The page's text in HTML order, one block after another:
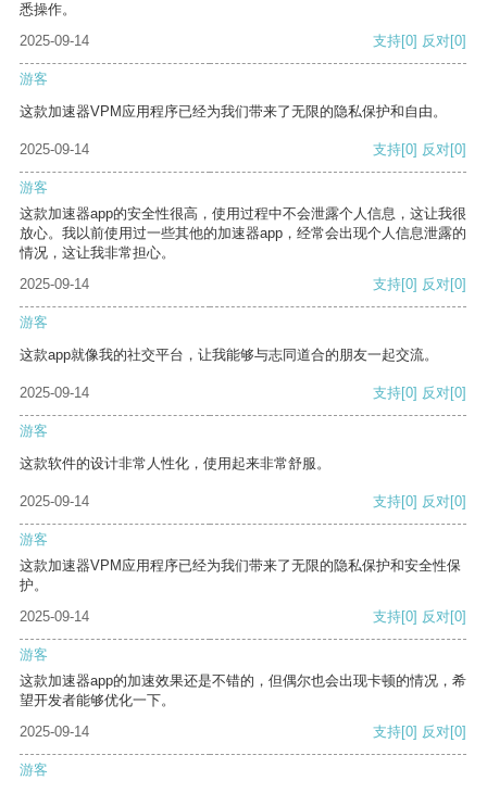
悉操作。
2025-09-14
支持[0] 反对[0]
游客
这款加速器VPM应用程序已经为我们带来了无限的隐私保护和自由。
2025-09-14 支持[0] 反对[0]
游客
这款加速器app的安全性很高，使用过程中不会泄露个人信息，这让我很
放心。我以前使用过一些其他的加速器app，经常会出现个人信息泄露的
情况，这让我非常担心。
2025-09-14
支持[0] 反对[0]
游客
这款app就像我的社交平台，让我能够与志同道合的朋友一起交流。
2025-09-14 支持[0] 反对[0]
游客
这款软件的设计非常人性化，使用起来非常舒服。
2025-09-14 支持[0] 反对[0]
游客
这款加速器VPM应用程序已经为我们带来了无限的隐私保护和安全性保
护。
2025-09-14
支持[0] 反对[0]
游客
这款加速器app的加速效果还是不错的，但偶尔也会出现卡顿的情况，希
望开发者能够优化一下。
2025-09-14
支持[0] 反对[0]
游客